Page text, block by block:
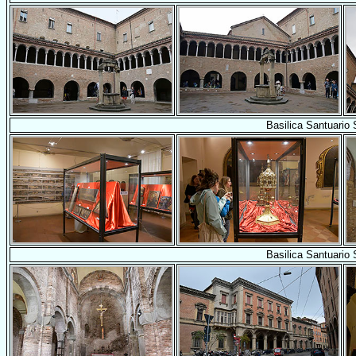
Basilica Santuario
Basilica Santuario